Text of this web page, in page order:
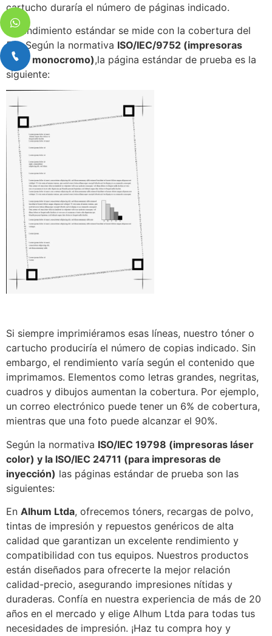
cartucho duraría el número de páginas indicado.
El rendimiento estándar se mide con la cobertura del
5%. Según la normativa ISO/IEC/9752 (impresoras
láser monocromo),la página estándar de prueba es la
siguiente:
Si siempre imprimiéramos esas líneas, nuestro tóner o
cartucho produciría el número de copias indicado. Sin
embargo, el rendimiento varía según el contenido que
imprimamos. Elementos como letras grandes, negritas,
cuadros y dibujos aumentan la cobertura. Por ejemplo,
un correo electrónico puede tener un 6% de cobertura,
mientras que una foto puede alcanzar el 90%.
Según la normativa ISO/IEC 19798 (impresoras láser
color) y la ISO/IEC 24711 (para impresoras de
inyección) las páginas estándar de prueba son las
siguientes:
En Alhum Ltda, ofrecemos tóners, recargas de polvo,
tintas de impresión y repuestos genéricos de alta
calidad que garantizan un excelente rendimiento y
compatibilidad con tus equipos. Nuestros productos
están diseñados para ofrecerte la mejor relación
calidad-precio, asegurando impresiones nítidas y
duraderas. Confía en nuestra experiencia de más de 20
años en el mercado y elige Alhum Ltda para todas tus
necesidades de impresión. ¡Haz tu compra hoy y